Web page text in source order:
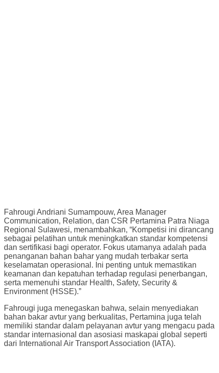
Fahrougi Andriani Sumampouw, Area Manager
Communication, Relation, dan CSR Pertamina Patra Niaga
Regional Sulawesi, menambahkan, “Kompetisi ini dirancang
sebagai pelatihan untuk meningkatkan standar kompetensi
dan sertifikasi bagi operator. Fokus utamanya adalah pada
penanganan bahan bahar yang mudah terbakar serta
keselamatan operasional. Ini penting untuk memastikan
keamanan dan kepatuhan terhadap regulasi penerbangan,
serta memenuhi standar Health, Safety, Security &
Environment (HSSE).”
Fahrougi juga menegaskan bahwa, selain menyediakan
bahan bakar avtur yang berkualitas, Pertamina juga telah
memiliki standar dalam pelayanan avtur yang mengacu pada
standar internasional dan asosiasi maskapai global seperti
dari International Air Transport Association (IATA).